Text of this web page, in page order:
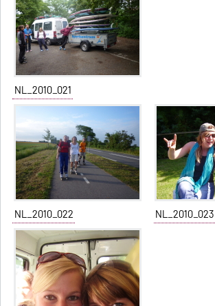
NL_2010_021
NL_2010_022 NL_2010_023